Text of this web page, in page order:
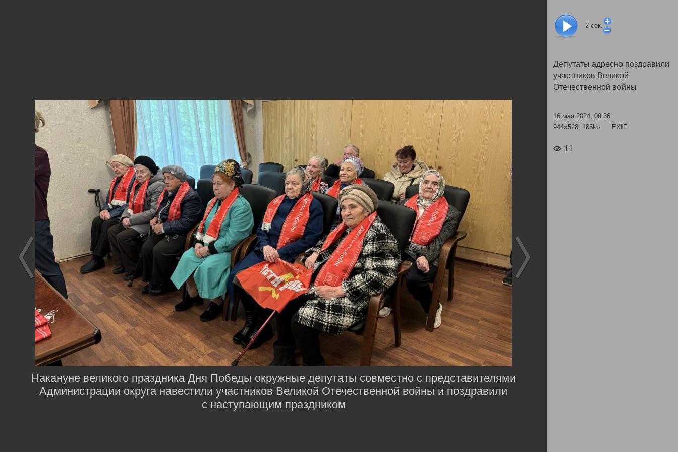
2 сек.
Депутаты адресно поздравили
участников Великой
Отечественной войны
16 мая 2024, 09:36
944x528, 185kb
EXIF
11
Накануне великого праздника Дня Победы окружные депутаты совместно с представителями
Администрации округа навестили участников Великой Отечественной войны и поздравили
с наступающим праздником